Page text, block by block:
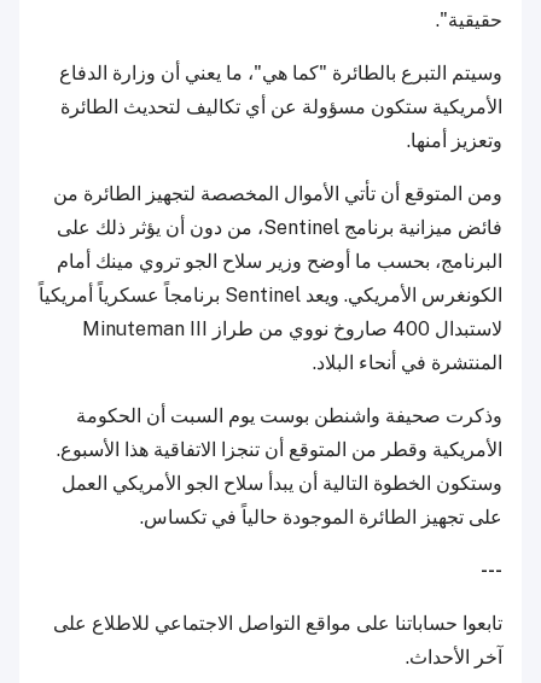
حقيقية".
وسيتم التبرع بالطائرة "كما هي"، ما يعني أن وزارة الدفاع
الأمريكية ستكون مسؤولة عن أي تكاليف لتحديث الطائرة
وتعزيز أمنها.
ومن المتوقع أن تأتي الأموال المخصصة لتجهيز الطائرة من
فائض ميزانية برنامج Sentinel، من دون أن يؤثر ذلك على
البرنامج، بحسب ما أوضح وزير سلاح الجو تروي مينك أمام
الكونغرس الأمريكي. ويعد Sentinel برنامجاً عسكرياً أمريكياً
لاستبدال 400 صاروخ نووي من طراز Minuteman III
المنتشرة في أنحاء البلاد.
وذكرت صحيفة واشنطن بوست يوم السبت أن الحكومة
الأمريكية وقطر من المتوقع أن تنجزا الاتفاقية هذا الأسبوع.
وستكون الخطوة التالية أن يبدأ سلاح الجو الأمريكي العمل
على تجهيز الطائرة الموجودة حالياً في تكساس.
---
تابعوا حساباتنا على مواقع التواصل الاجتماعي للاطلاع على
آخر الأحداث.